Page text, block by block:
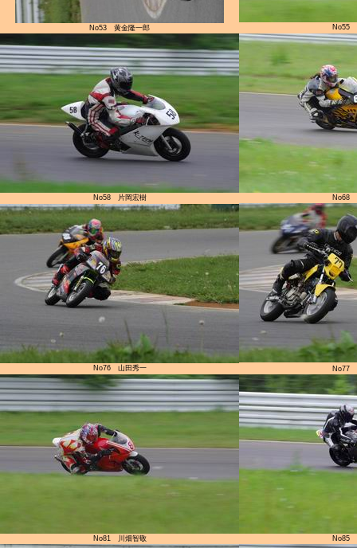
No53 黄金隆一郎 No55
No58 片岡宏樹 No68
No76 山田秀一 No77
No81 川畑智敬 No85